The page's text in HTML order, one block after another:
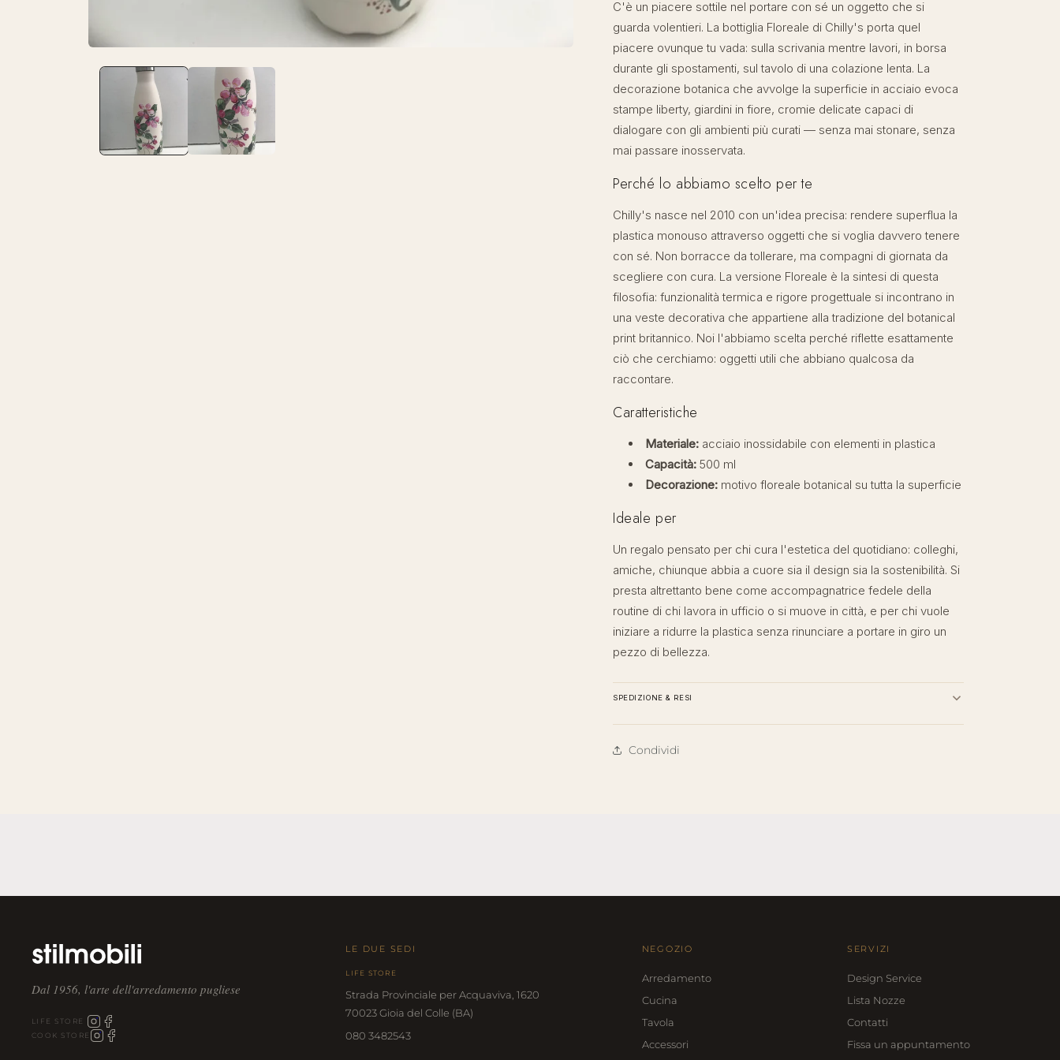
C'è un piacere sottile nel portare con sé un oggetto che si
guarda volentieri. La bottiglia Floreale di Chilly's porta quel
piacere ovunque tu vada: sulla scrivania mentre lavori, in borsa
durante gli spostamenti, sul tavolo di una colazione lenta. La
decorazione botanica che avvolge la superficie in acciaio evoca
stampe liberty, giardini in fiore, cromie delicate capaci di
dialogare con gli ambienti più curati — senza mai stonare, senza
mai passare inosservata.
Perché lo abbiamo scelto per te
Chilly's nasce nel 2010 con un'idea precisa: rendere superflua la
plastica monouso attraverso oggetti che si voglia davvero tenere
con sé. Non borracce da tollerare, ma compagni di giornata da
scegliere con cura. La versione Floreale è la sintesi di questa
filosofia: funzionalità termica e rigore progettuale si incontrano in
una veste decorativa che appartiene alla tradizione del botanical
print britannico. Noi l'abbiamo scelta perché riflette esattamente
ciò che cerchiamo: oggetti utili che abbiano qualcosa da
raccontare.
Caratteristiche
Materiale: acciaio inossidabile con elementi in plastica
Capacità: 500 ml
Decorazione: motivo floreale botanical su tutta la superficie
Ideale per
Un regalo pensato per chi cura l'estetica del quotidiano: colleghi,
amiche, chiunque abbia a cuore sia il design sia la sostenibilità. Si
presta altrettanto bene come accompagnatrice fedele della
routine di chi lavora in ufficio o si muove in città, e per chi vuole
iniziare a ridurre la plastica senza rinunciare a portare in giro un
pezzo di bellezza.
SPEDIZIONE & RESI
Condividi
Dal 1956, l'arte dell'arredamento pugliese
LIFE STORE
COOK STORE
LE DUE SEDI
LIFE STORE
Strada Provinciale per Acquaviva, 1620
70023 Gioia del Colle (BA)
080 3482543
NEGOZIO
Arredamento
Cucina
Tavola
Accessori
SERVIZI
Design Service
Lista Nozze
Contatti
Fissa un appuntamento